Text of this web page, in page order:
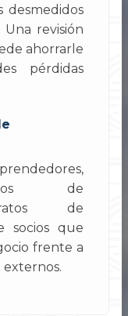
desmedidos
Una revisión
ahorrarle
pérdidas
de
de
socios que
frente a
externos.